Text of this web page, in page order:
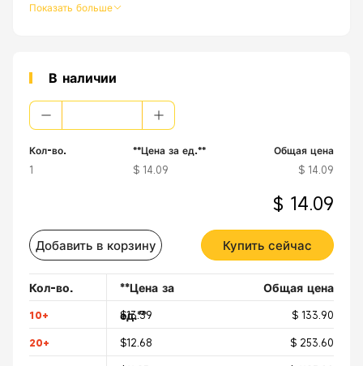
Показать больше
В наличии
Кол-во.
1
**Цена за ед.**
$ 14.09
Общая цена
$ 14.09
$ 14.09
Добавить в корзину Купить сейчас
Кол-во.
**Цена за
ед.**
Общая цена
10+ $13.39 $ 133.90
20+ $12.68 $ 253.60